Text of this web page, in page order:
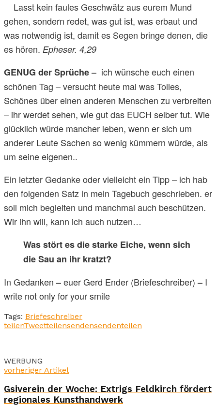
Lasst kein faules Geschwätz aus eurem Mund
gehen, sondern redet, was gut ist, was erbaut und
was notwendig ist, damit es Segen bringe denen, die
es hören. Epheser. 4,29
GENUG der Sprüche– ich wünsche euch einen
schönen Tag – versucht heute mal was Tolles,
Schönes über einen anderen Menschen zu verbreiten
– ihr werdet sehen, wie gut das EUCH selber tut. Wie
glücklich würde mancher leben, wenn er sich um
anderer Leute Sachen so wenig kümmern würde, als
um seine eigenen..
Ein letzter Gedanke oder vielleicht ein Tipp – ich hab
den folgenden Satz in mein Tagebuch geschrieben. er
soll mich begleiten und manchmal auch beschützen.
Wir ihn will, kann ich auch nutzen…
Was stört es die starke Eiche, wenn sich
die Sau an ihr kratzt?
In Gedanken – euer Gerd Ender (Briefeschreiber) – I
write not only for your smile
Tags: Briefeschreiber
teilenTweetteilensendensendenteilen
WERBUNG
vorheriger Artikel
Gsiverein der Woche: Extrigs Feldkirch fördert
regionales Kunsthandwerk